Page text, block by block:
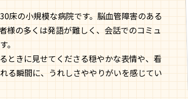
床の小規模な病院です。脳血管障害のある
様の多くは発語が難しく、会話でのコミュ
。
ときに見せてくださる穏やかな表情や、看
る瞬間に、うれしさややりがいを感じてい